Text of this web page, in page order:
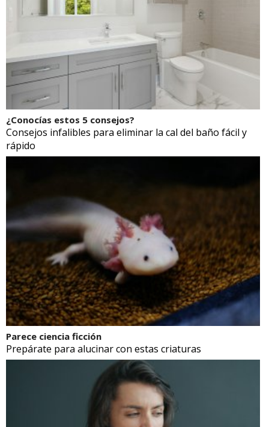
¿Conocías estos 5 consejos?
Consejos infalibles para eliminar la cal del baño fácil y
rápido
Parece ciencia ficción
Prepárate para alucinar con estas criaturas